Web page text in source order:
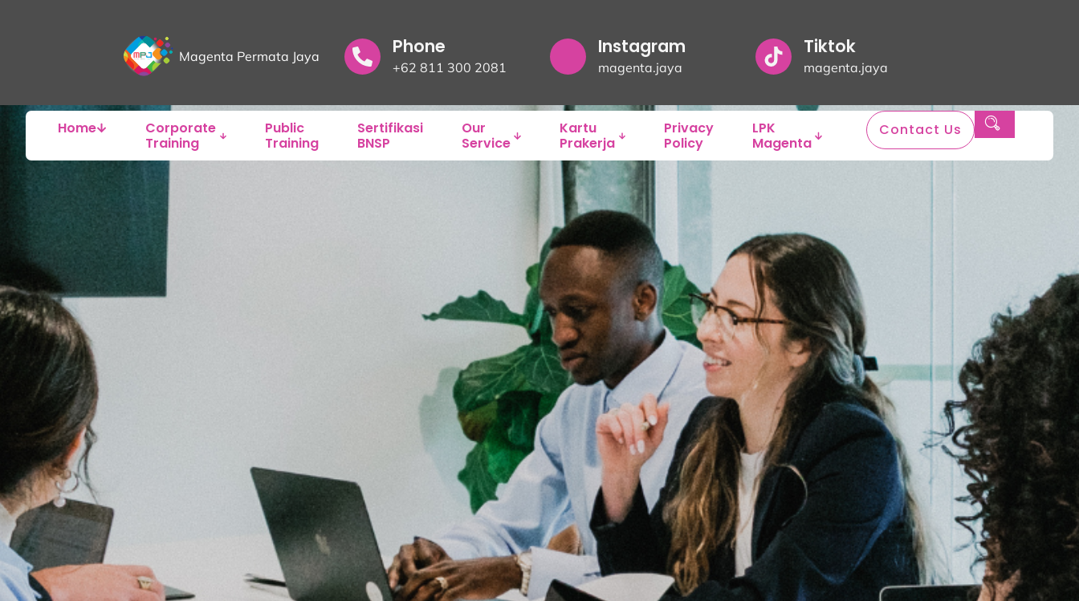
Magenta Permata Jaya Phone
+62 811 300 2081
Instagram
magenta.jaya
Tiktok
magenta.jaya
Home
Corporate
Training
Public
Training
Sertifikasi
BNSP
Our
Service
Kartu
Prakerja
Privacy
Policy
LPK
Magenta
Contact Us